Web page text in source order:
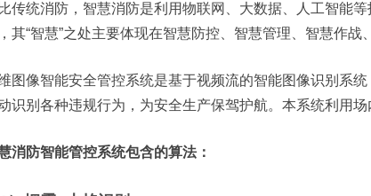
传统消防，智慧消防是利用物联网、大数据、人工智能
其“智慧”之处主要体现在智慧防控、智慧管理、智慧作战
图像智能安全管控系统是基于视频流的智能图像识别系
识别各种违规行为，为安全生产保驾护航。本系统利用
消防智能管控系统包含的算法：